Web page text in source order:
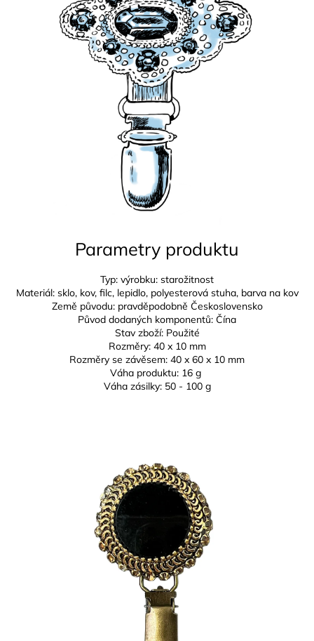
Parametry produktu
Typ: výrobku: starožitnost
Materiál: sklo, kov, filc, lepidlo, polyesterová stuha, barva na kov
Země původu: pravděpodobně Československo
Původ dodaných komponentů: Čína
Stav zboží: Použité
Rozměry: 40 x 10 mm
Rozměry se závěsem: 40 x 60 x 10 mm
Váha produktu: 16 g
Váha zásilky: 50 - 100 g